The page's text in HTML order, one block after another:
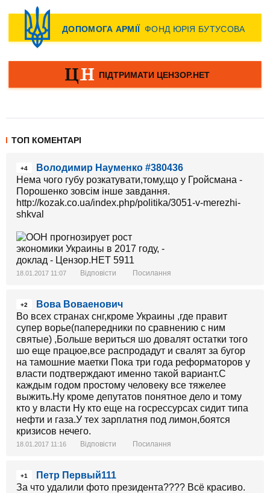
ТОП КОМЕНТАРІ
+4
Володимир Науменко #380436
Нема чого губу розкатувати,тому,що у Гройсмана -
Порошенко зовсім інше завдання.
http://kozak.co.ua/index.php/politika/3051-v-merezhi-
shkval
18.01.2017 11:07 Відповісти Посилання
+2
Вова Воваенович
Во всех странах снг,кроме Украины ,где правит
супер ворье(папередники по сравнению с ним
святые) ,Больше вериться шо довалят остатки того
шо еще працюе,все распродадут и свалят за бугор
на тамошние маетки Пока три года реформаторов у
власти подтверждают именно такой вариант.С
каждым годом простому человеку все тяжелее
выжить.Ну кроме депутатов понятное дело и тому
кто у власти Ну кто еще на госрессурсах сидит типа
нефти и газа.У тех зарплатня под лимон,боятся
кризисов нечего.
18.01.2017 11:16 Відповісти Посилання
+1
Петр Первый111
За что удалили фото президента???? Всё красиво.